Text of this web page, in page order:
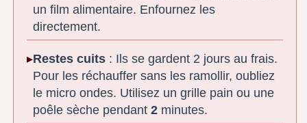
un film alimentaire. Enfournez les
directement.
Restes cuits : Ils se gardent 2 jours au frais.
Pour les réchauffer sans les ramollir, oubliez
le micro ondes. Utilisez un grille pain ou une
poêle sèche pendant2 minutes.